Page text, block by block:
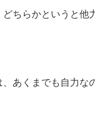
ちらかというと他
あくまでも自力な